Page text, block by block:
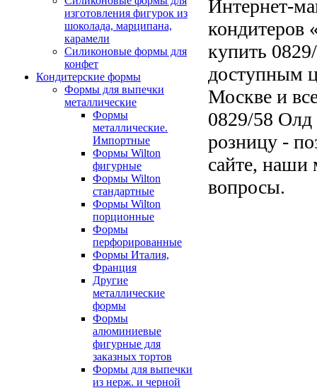
изготовления фигурок из
шоколада, марципана,
карамели
Силиконовые формы для
конфет
Кондитерские формы
Формы для выпечки
металлические
Формы
металлические.
Импортные
Формы Wilton
фигурные
Формы Wilton
стандартные
Формы Wilton
порционные
Формы
перфорированные
Формы Италия,
Франция
Другие
металлические
формы
Формы
алюминиевые
фигурные для
заказных тортов
Формы для выпечки
из нерж. и черной
Интернет-
кондитеров
купить
доступным
Москве и
0829/58
розницу -
сайте, наши
вопросы.